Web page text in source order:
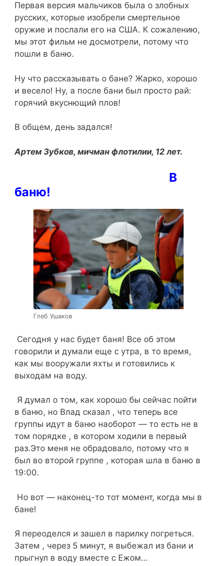
Первая версия мальчиков была о злобных
русских, которые изобрели смертельное
оружие и послали его на США. К сожалению,
мы этот фильм не досмотрели, потому что
пошли в баню.
Ну что рассказывать о бане? Жарко, хорошо
и весело! Ну, а после бани был просто рай:
горячий вкуснющий плов!
В общем, день задался!
Артем Зубков, мичман флотилии, 12 лет.
В
баню!
Глеб Ушаков
Сегодня у нас будет баня! Все об этом
говорили и думали еще с утра, в то время,
как мы вооружали яхты и готовились к
выходам на воду.
Я думал о том, как хорошо бы сейчас пойти
в баню, но Влад сказал , что теперь все
группы идут в баню наоборот — то есть не в
том порядке , в котором ходили в первый
раз.Это меня не обрадовало, потому что я
был во второй группе , которая шла в баню в
19:00.
Но вот — наконец-то тот момент, когда мы в
бане!
Я переоделся и зашел в парилку погреться.
Затем , через 5 минут, я выбежал из бани и
прыгнул в воду вместе с Ежом…